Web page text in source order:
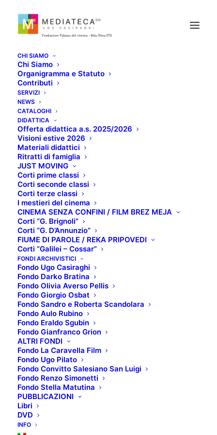
CHI SIAMO
Chi Siamo
Organigramma e Statuto
Contributi
SERVIZI
NEWS
CATALOGHI
DIDATTICA
Offerta didattica a.s. 2025/2026
Visioni estive 2026
Materiali didattici
Ritratti di famiglia
JUST MOVING
Corti prime classi
Corti seconde classi
Corti terze classi
I mestieri del cinema
CINEMA SENZA CONFINI / FILM BREZ MEJA
Corti “G. Brignoli”
Corti “G. D’Annunzio”
FIUME DI PAROLE / REKA PRIPOVEDI
Corti “Galilei – Cossar”
FONDI ARCHIVISTICI
Fondo Ugo Casiraghi
Fondo Darko Bratina
Fondo Olivia Averso Pellis
Fondo Giorgio Osbat
Fondo Sandro e Roberta Scandolara
Fondo Aulo Rubino
Fondo Eraldo Sgubin
Fondo Gianfranco Grion
ALTRI FONDI
Fondo La Caravella Film
Fondo Ugo Pilato
Fondo Convitto Salesiano San Luigi
Fondo Renzo Simonetti
Fondo Stella Matutina
PUBBLICAZIONI
Libri
DVD
INFO
IL GIOVANE KARL
MARX
SETTEMBRE 17, 2020
SCHEDA TECNICA:
Titolo originale: Le jeune Karl Marx
Regista: Raoul Peck
Interpreti: August Diehl, Stefan Konarske, Vicky
Krieps
Anno di produzione: 2017
Paese produzione: Francia, Germania, Belgio
Genere : Drammatico, biografico, storico
TRAMA:
Europa 1844-1848. In Germania viene fortemente
repressa un’opposizione intellettuale in pieno
fermento. In Francia gli operai del Faubourg Saint-
Antoine si sono messi in marcia. Anche in Inghilterra
il popolo è sceso in strada, la rivoluzione qui è